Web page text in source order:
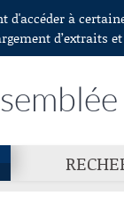
à
d’extraits